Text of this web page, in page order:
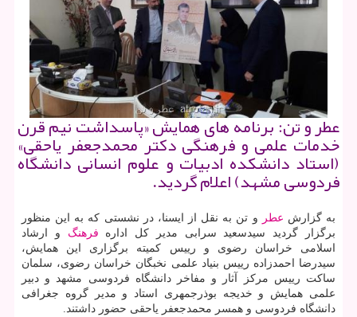
عطر و تن: برنامه های همایش «پاسداشت نیم قرن
خدمات علمی و فرهنگی دكتر محمدجعفر یاحقی»
(استاد دانشكده ادبیات و علوم انسانی دانشگاه
فردوسی مشهد) اعلام گردید.
به گزارش عطر
و تن به نقل از ایسنا، در نشستی كه به این منظور
برگزار گردید سیدسعید سرابی مدیر كل اداره فرهنگ و ارشاد
اسلامی خراسان رضوی و رییس كمیته برگزاری این همایش،
سیدرضا احمدزاده رییس بنیاد علمی نخبگان خراسان رضوی، سلمان
ساكت رییس مركز آثار و مفاخر دانشگاه فردوسی مشهد و دبیر
علمی همایش و خدیجه بوذرجمهری استاد و مدیر گروه جغرافی
دانشگاه فردوسی و همسر محمدجعفر یاحقی حضور داشتند.